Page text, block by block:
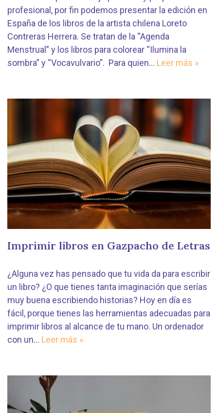
profesional, por fin podemos presentar la edición en
España de los libros de la artista chilena Loreto
Contreras Herrera. Se tratan de la “Agenda
Menstrual” y los libros para colorear “Ilumina la
sombra” y “Vocavulvario”. Para quien… Leer más »
Imprimir libros en Gazpacho de Letras
¿Alguna vez has pensado que tu vida da para escribir
un libro? ¿O que tienes tanta imaginación que serías
muy buena escribiendo historias? Hoy en día es
fácil, porque tienes las herramientas adecuadas para
imprimir libros al alcance de tu mano. Un ordenador
con un… Leer más »